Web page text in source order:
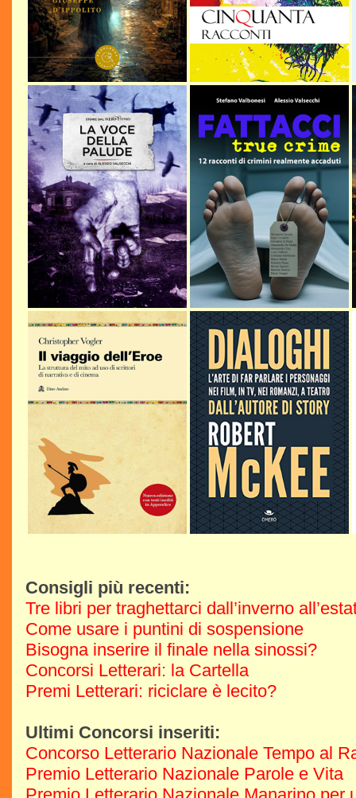
Consigli più recenti:
Tre libri per traghettarci dall’inverno
Come usare i puntini di sospensione
Bisogna inserire il finale nella sinossi?
Concorsi Letterari: la Cartella
Premi Letterari: riciclare è lecito?
Ultimi Concorsi inseriti:
Concorso Letterario Nazionale Tempo al
Premio Letterario Nazionale Parole e Vita